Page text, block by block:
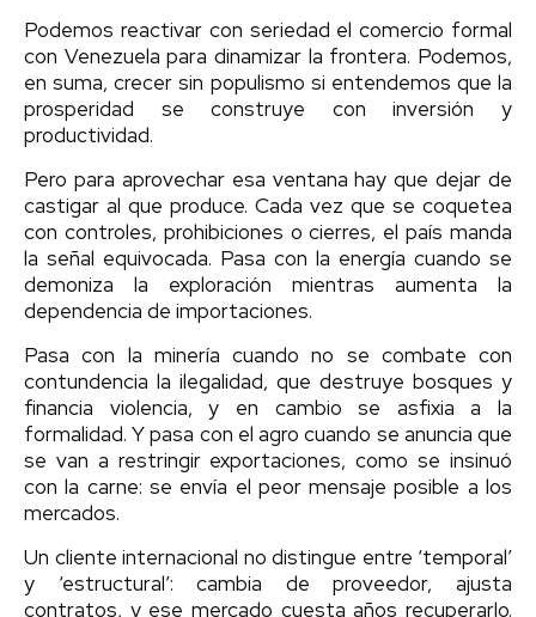
Podemos reactivar con seriedad el comercio formal
con Venezuela para dinamizar la frontera. Podemos,
en suma, crecer sin populismo si entendemos que la
prosperidad se construye con inversión y
productividad.
Pero para aprovechar esa ventana hay que dejar de
castigar al que produce. Cada vez que se coquetea
con controles, prohibiciones o cierres, el país manda
la señal equivocada. Pasa con la energía cuando se
demoniza la exploración mientras aumenta la
dependencia de importaciones.
Pasa con la minería cuando no se combate con
contundencia la ilegalidad, que destruye bosques y
financia violencia, y en cambio se asfixia a la
formalidad. Y pasa con el agro cuando se anuncia que
se van a restringir exportaciones, como se insinuó
con la carne: se envía el peor mensaje posible a los
mercados.
Un cliente internacional no distingue entre ‘temporal’
y ‘estructural’: cambia de proveedor, ajusta
contratos, y ese mercado cuesta años recuperarlo.